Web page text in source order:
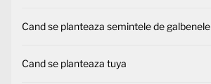
Cand se planteaza semintele de galbenele
Cand se planteaza tuya